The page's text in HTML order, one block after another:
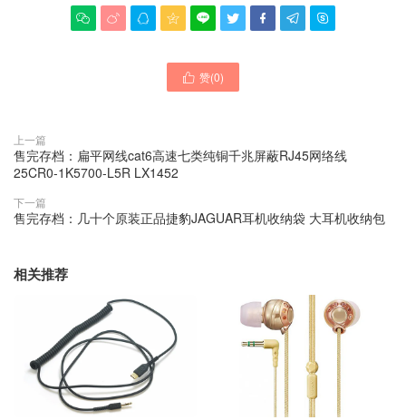
        
 赞(0)
上一篇
售完存档：扁平网线cat6高速七类纯铜千兆屏蔽RJ45网络线
25CR0-1K5700-L5R LX1452
下一篇
售完存档：几十个原装正品捷豹JAGUAR耳机收纳袋 大耳机收纳包
相关推荐